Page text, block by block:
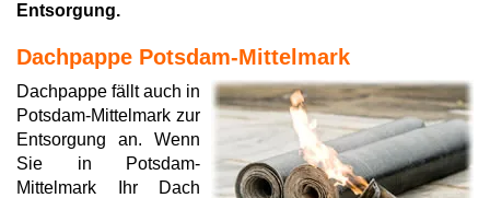
Entsorgung.
Dachpappe Potsdam-Mittelmark
Dachpappe fällt auch in
Potsdam-Mittelmark zur
Entsorgung an. Wenn
Sie in Potsdam-
Mittelmark Ihr Dach